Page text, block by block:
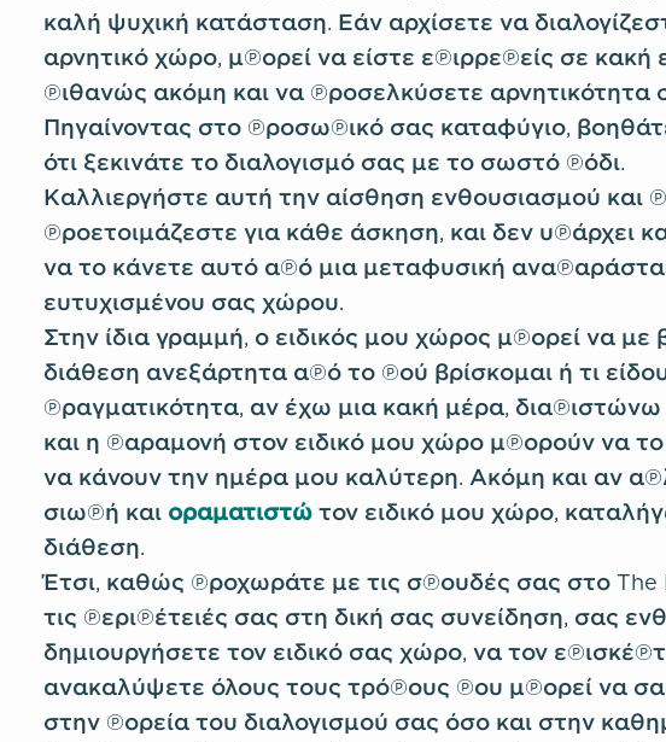
καλή ψυχική κατάσταση. Εάν αρχίσετε να
αρνητικό χώρο, μπορεί να είστε επιρρεπείς σε κακή
πιθανώς ακόμη και να προσελκύσετε αρνητικότητα
Πηγαίνοντας στο προσωπικό σας καταφύγιο,
ότι ξεκινάτε το διαλογισμό σας με το σωστό πόδι.
Καλλιεργήστε αυτή την αίσθηση ενθουσιασμού και
προετοιμάζεστε για κάθε άσκηση, και δεν υπάρχει
να το κάνετε αυτό από μια μεταφυσική
ευτυχισμένου σας χώρου.
Στην ίδια γραμμή, ο ειδικός μου χώρος μπορεί να με
διάθεση ανεξάρτητα από το πού βρίσκομαι ή τι
πραγματικότητα, αν έχω μια κακή μέρα, διαπιστώνω
και η παραμονή στον ειδικό μου χώρο μπορούν να
να κάνουν την ημέρα μου καλύτερη. Ακόμη και αν
σιωπή και οραματιστώτον ειδικό μου χώρο,
διάθεση.
Έτσι, καθώς προχωράτε με τις σπουδές σας στο The
τις περιπέτειές σας στη δική σας συνείδηση, σας
δημιουργήσετε τον ειδικό σας χώρο, να τον
ανακαλύψετε όλους τους τρόπους που μπορεί να
στην πορεία του διαλογισμού σας όσο και στην